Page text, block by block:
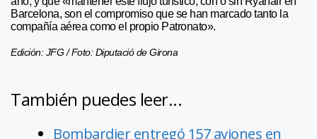
Barcelona, son el compromiso que se han marcado tanto la
compañía aérea como el propio Patronato».
Edición: JFG / Foto: Diputació de Girona
También puedes leer...
Bombardier entregó 157 aviones en